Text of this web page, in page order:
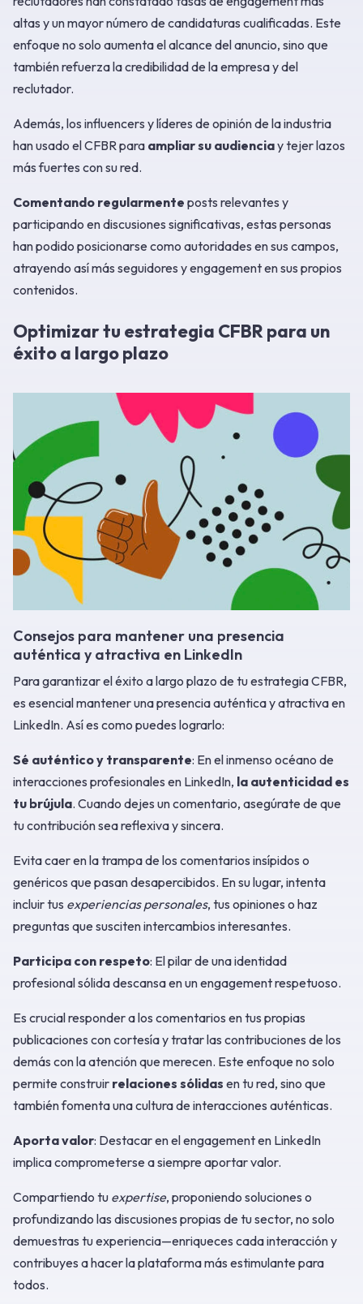
altas y un mayor número de candidaturas cualificadas. Este
enfoque no solo aumenta el alcance del anuncio, sino que
también refuerza la credibilidad de la empresa y del
reclutador.
Además, los influencers y líderes de opinión de la industria
han usado el CFBR para ampliar su audienciay tejer lazos
más fuertes con su red.
Comentando regularmente posts relevantes y
participando en discusiones significativas, estas personas
han podido posicionarse como autoridades en sus campos,
atrayendo así más seguidores y engagement en sus propios
contenidos.
Optimizar tu estrategia CFBR para un
éxito a largo plazo
Consejos para mantener una presencia
auténtica y atractiva en LinkedIn
Para garantizar el éxito a largo plazo de tu estrategia CFBR,
es esencial mantener una presencia auténtica y atractiva en
LinkedIn. Así es como puedes lograrlo:
Sé auténtico y transparente: En el inmenso océano de
interacciones profesionales en LinkedIn, la autenticidad es
tu brújula. Cuando dejes un comentario, asegúrate de que
tu contribución sea reflexiva y sincera.
Evita caer en la trampa de los comentarios insípidos o
genéricos que pasan desapercibidos. En su lugar, intenta
incluir tus experiencias personales, tus opiniones o haz
preguntas que susciten intercambios interesantes.
Participa con respeto: El pilar de una identidad
profesional sólida descansa en un engagement respetuoso.
Es crucial responder a los comentarios en tus propias
publicaciones con cortesía y tratar las contribuciones de los
demás con la atención que merecen. Este enfoque no solo
permite construir relaciones sólidas en tu red, sino que
también fomenta una cultura de interacciones auténticas.
Aporta valor: Destacar en el engagement en LinkedIn
implica comprometerse a siempre aportar valor.
Compartiendo tu expertise, proponiendo soluciones o
profundizando las discusiones propias de tu sector, no solo
demuestras tu experiencia—enriqueces cada interacción y
contribuyes a hacer la plataforma más estimulante para
todos.